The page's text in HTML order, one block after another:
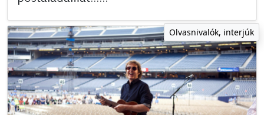
Olvasnivalók, interjúk